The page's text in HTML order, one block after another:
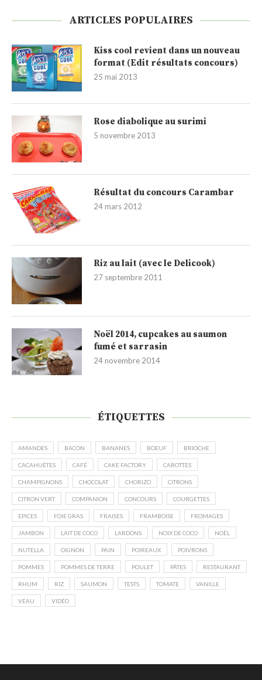
ARTICLES POPULAIRES
Kiss cool revient dans un nouveau
format (Edit résultats concours)
25 mai 2013
Rose diabolique au surimi
5 novembre 2013
Résultat du concours Carambar
24 mars 2012
Riz au lait (avec le Delicook)
27 septembre 2011
Noël 2014, cupcakes au saumon
fumé et sarrasin
24 novembre 2014
ÉTIQUETTES
AMANDES BACON BANANES BOEUF BRIOCHE
CACAHUÈTES CAFÉ CAKE FACTORY CAROTTES
CHAMPIGNONS CHOCOLAT CHORIZO CITRONS
CITRON VERT COMPANION CONCOURS COURGETTES
EPICES FOIE GRAS FRAISES FRAMBOISE FROMAGES
JAMBON LAIT DE COCO LARDONS NOIX DE COCO NOËL
NUTELLA OIGNON PAIN POIREAUX POIVRONS
POMMES POMMES DE TERRE POULET PÂTES RESTAURANT
RHUM RIZ SAUMON TESTS TOMATE VANILLE
VEAU VIDÉO